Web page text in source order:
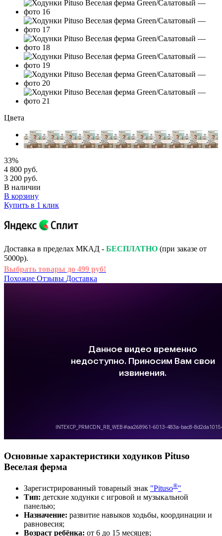
Цвета
33%
4 800 руб.
3 200 руб.
В наличии
В корзину
Купить в 1 клик
Доставка в пределах МКАД - БЕСПЛАТНО (при заказе от
5000р).
Выбрать товары до 499 руб!
Похожие Отзывы Доставка
Основные характеристики ходунков Pituso
Веселая ферма
Зарегистрированный товарный знак "Pituso®"
Тип: детские ходунки с игровой и музыкальной
панелью;
Назначение: развитие навыков ходьбы, координации и
равновесия;
Возраст ребёнка: от 6 до 15 месяцев;